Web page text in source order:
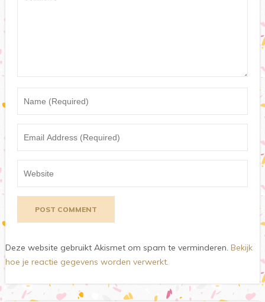
Deze website gebruikt Akismet om spam te verminderen. Bekijk
hoe je reactie gegevens worden verwerkt.